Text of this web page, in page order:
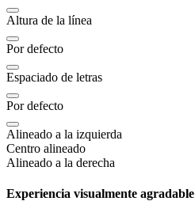
Altura de la línea
Por defecto
Espaciado de letras
Por defecto
Alineado a la izquierda
Centro alineado
Alineado a la derecha
Experiencia visualmente agradable